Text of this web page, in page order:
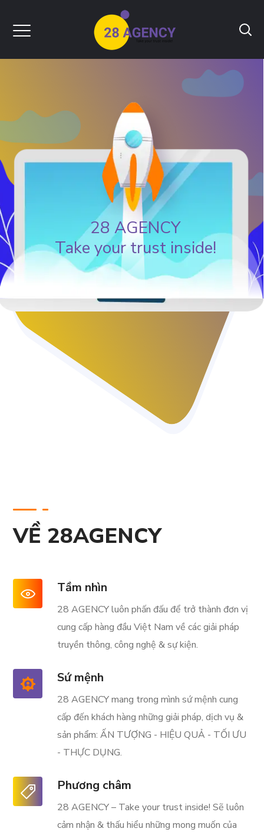
28 AGENCY
Take your trust inside!
VỀ 28AGENCY
Tầm nhìn
28 AGENCY luôn phấn đấu để trở thành đơn vị
cung cấp hàng đầu Việt Nam về các giải pháp
truyền thông, công nghệ & sự kiện.
Sứ mệnh
28 AGENCY mang trong mình sứ mệnh cung
cấp đến khách hàng những giải pháp, dịch vụ &
sản phẩm: ẤN TƯỢNG - HIỆU QUẢ - TỐI ƯU
- THỰC DỤNG.
Phương châm
28 AGENCY – Take your trust inside! Sẽ luôn
cảm nhận & thấu hiểu những mong muốn của